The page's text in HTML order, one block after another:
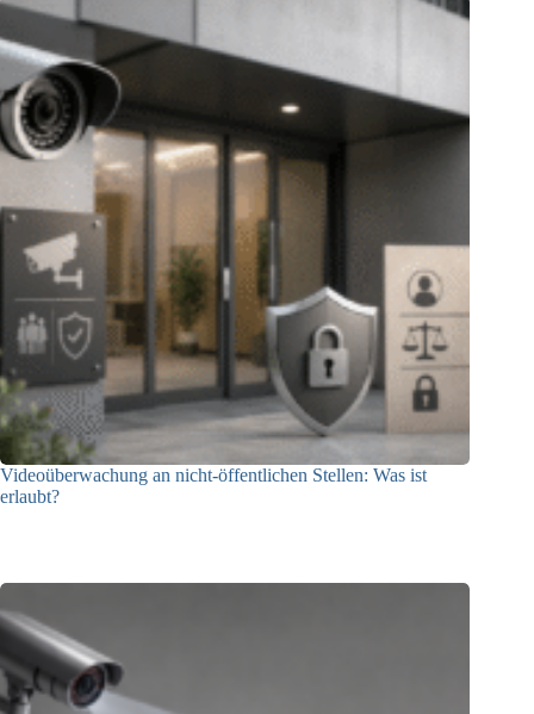
Videoüberwachung an nicht-öffentlichen Stellen: Was ist
erlaubt?